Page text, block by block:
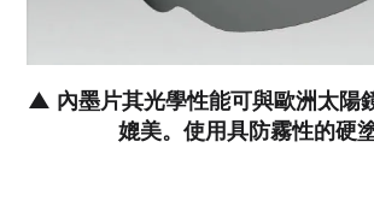
▲ 內墨片其光學性能可與歐洲太陽
媲美。使用具防霧性的硬塗